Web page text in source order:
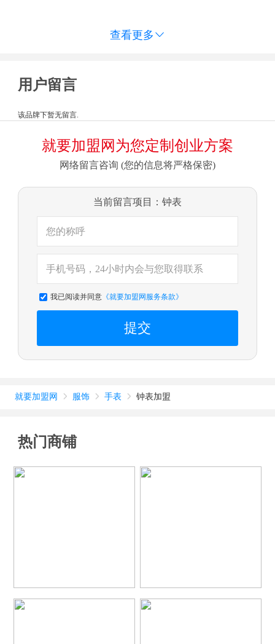
查看更多 
用户留言
该品牌下暂无留言.
就要加盟网为您定制创业方案
网络留言咨询 (您的信息将严格保密)
当前留言项目：钟表
我已阅读并同意《就要加盟网服务条款》
提交
就要加盟网  服饰  手表  钟表加盟
热门商铺